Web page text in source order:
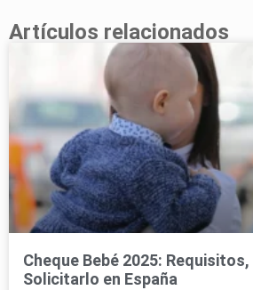
Artículos relacionados
Cheque Bebé 2025:
Solicitarlo en España